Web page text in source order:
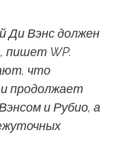
Ди Вэнс должен
пишет WP.
что
продолжает
и Рубио, а